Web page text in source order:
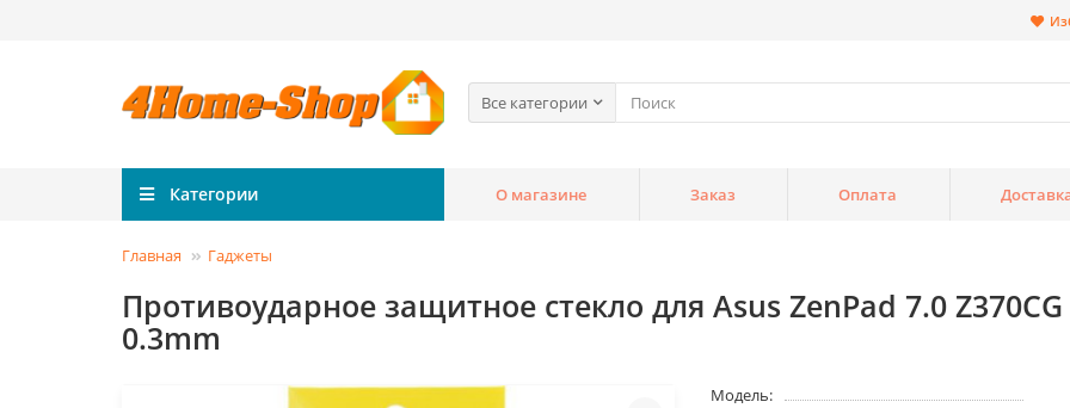
Все категории
Категории О магазине Заказ Оплата
Главная Гаджеты
Противоударное защитное стекло для Asus ZenPad 7.0
0.3mm
Модель: